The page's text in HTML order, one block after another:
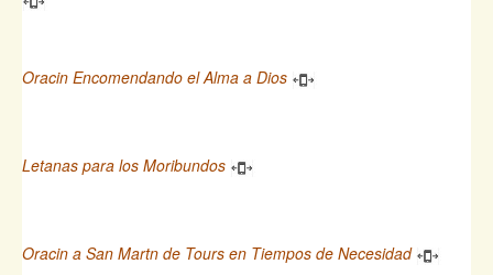
Oracin Encomendando el Alma a Dios
Letanas para los Moribundos
Oracin a San Martn de Tours en Tiempos de Necesidad